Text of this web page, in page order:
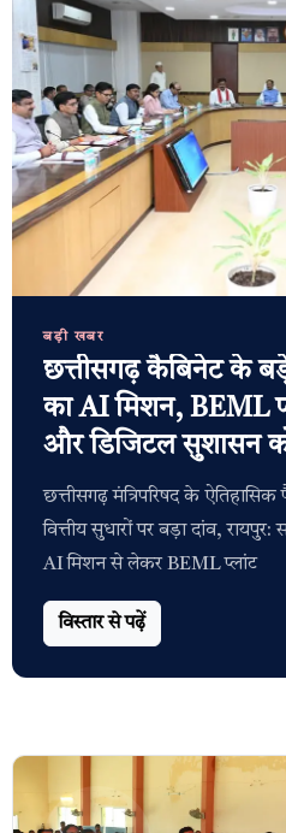
बड़ी खबर
छत्तीसगढ़ कैबिनेट के
का AI मिशन, BEML
और डिजिटल सुशासन
छत्तीसगढ़ मंत्रिपरिषद के
वित्तीय सुधारों पर बड़ा दांव,
AI मिशन से लेकर BEML प्लांट
विस्तार से पढ़ें